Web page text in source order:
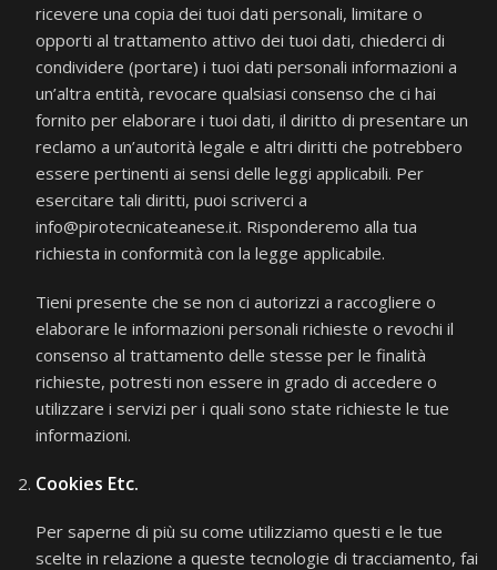
ricevere una copia dei tuoi dati personali, limitare o
opporti al trattamento attivo dei tuoi dati, chiederci di
condividere (portare) i tuoi dati personali informazioni a
un’altra entità, revocare qualsiasi consenso che ci hai
fornito per elaborare i tuoi dati, il diritto di presentare un
reclamo a un’autorità legale e altri diritti che potrebbero
essere pertinenti ai sensi delle leggi applicabili. Per
esercitare tali diritti, puoi scriverci a
info@pirotecnicateanese.it. Risponderemo alla tua
richiesta in conformità con la legge applicabile.
Tieni presente che se non ci autorizzi a raccogliere o
elaborare le informazioni personali richieste o revochi il
consenso al trattamento delle stesse per le finalità
richieste, potresti non essere in grado di accedere o
utilizzare i servizi per i quali sono state richieste le tue
informazioni.
Cookies Etc.
Per saperne di più su come utilizziamo questi e le tue
scelte in relazione a queste tecnologie di tracciamento, fai